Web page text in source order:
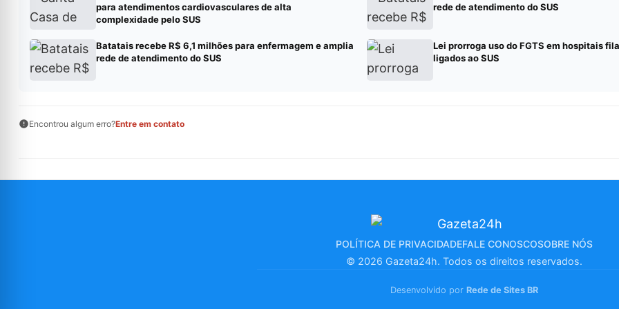
para atendimentos cardiovasculares de alta
complexidade pelo SUS
rede de atendimento do SUS
Batatais recebe R$ 6,1 milhões para enfermagem e amplia
rede de atendimento do SUS
Lei prorroga uso do FGTS em hospitais
ligados ao SUS
Encontrou algum erro?Entre em contato
POLÍTICA DE PRIVACIDADEFALE CONOSCOSOBRE NÓS
© 2026 Gazeta24h. Todos os direitos reservados.
Desenvolvido por Rede de Sites BR